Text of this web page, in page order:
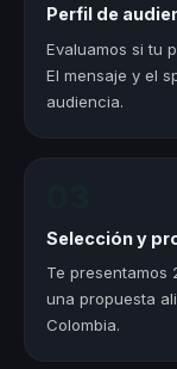
Perfil de
Evaluamos si tu
El mensaje y el
audiencia.
Selección y
Te presentamos
una propuesta
Colombia.